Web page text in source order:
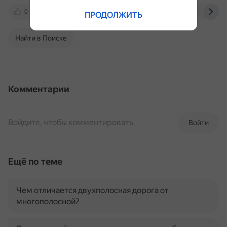
0 docs.cntd.ru czn.admtyumen.ru tgl.ru
Найти в Поиске
Комментарии
Войти
Войдите, чтобы комментировать
Ещё по теме
Чем отличается двухполосная дорога от
многополосной?
ПРОДОЛЖИТЬ